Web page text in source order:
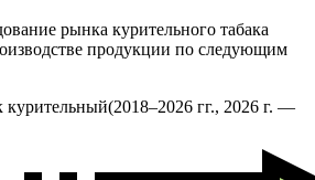
рынка курительного табака
продукции по следующим
курительный(2018–2026 гг., 2026 г. —